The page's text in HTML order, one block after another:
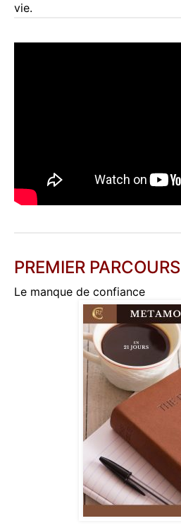
vie.
PREMIER PARCOURS
Le manque de confiance